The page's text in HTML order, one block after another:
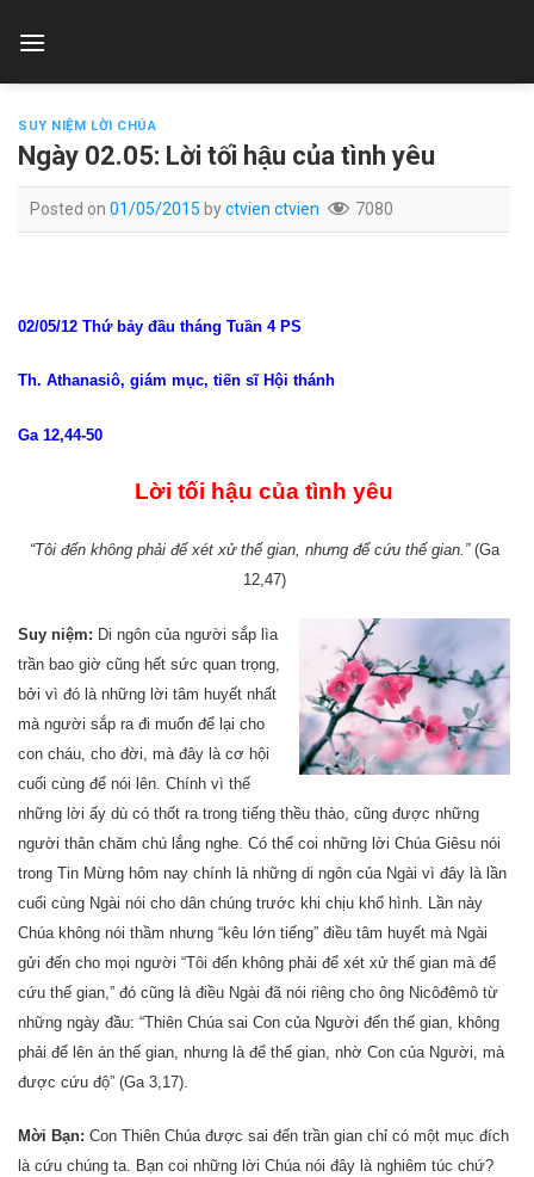
SUY NIỆM LỜI CHÚA
Ngày 02.05: Lời tối hậu của tình yêu
Posted on 01/05/2015 byctvien ctvien 7080
02/05/12 Thứ bảy đầu tháng Tuần 4 PS
Th. Athanasiô, giám mục, tiến sĩ Hội thánh
Ga 12,44-50
Lời tối hậu của tình yêu
“Tôi đến không phải để xét xử thế gian, nhưng để cứu thế gian.” (Ga
12,47)
Suy niệm: Di ngôn của người sắp lìa
trần bao giờ cũng hết sức quan trọng,
bởi vì đó là những lời tâm huyết nhất
mà người sắp ra đi muốn để lại cho
con cháu, cho đời, mà đây là cơ hội
cuối cùng để nói lên. Chính vì thế
những lời ấy dù có thốt ra trong tiếng thều thào, cũng được những
người thân chăm chú lắng nghe. Có thể coi những lời Chúa Giêsu nói
trong Tin Mừng hôm nay chính là những di ngôn của Ngài vì đây là lần
cuối cùng Ngài nói cho dân chúng trước khi chịu khổ hình. Lần này
Chúa không nói thầm nhưng “kêu lớn tiếng” điều tâm huyết mà Ngài
gửi đến cho mọi người “Tôi đến không phải để xét xử thế gian mà để
cứu thế gian,” đó cũng là điều Ngài đã nói riêng cho ông Nicôđêmô từ
những ngày đầu: “Thiên Chúa sai Con của Người đến thế gian, không
phải để lên án thế gian, nhưng là để thế gian, nhờ Con của Người, mà
được cứu độ” (Ga 3,17).
Mời Bạn: Con Thiên Chúa được sai đến trần gian chỉ có một mục đích
là cứu chúng ta. Bạn coi những lời Chúa nói đây là nghiêm túc chứ?